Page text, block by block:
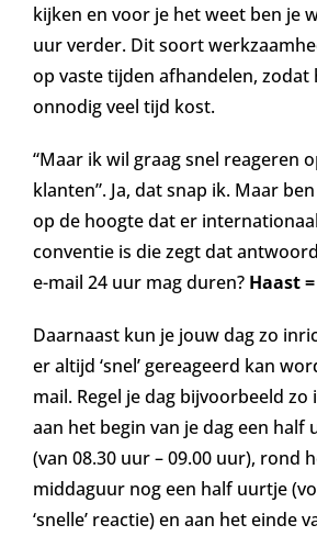
kijken en voor je het weet ben je
uur verder. Dit soort
op vaste tijden afhandelen, zodat
onnodig veel tijd kost.
“Maar ik wil graag snel reageren
klanten”. Ja, dat snap ik. Maar
op de hoogte dat er
conventie is die zegt dat
e-mail 24 uur mag duren? Haast
Daarnaast kun je jouw dag zo
er altijd ‘snel’ gereageerd kan
mail. Regel je dag bijvoorbeeld zo
aan het begin van je dag een half
(van 08.30 uur – 09.00 uur), rond
middaguur nog een half uurtje
‘snelle’ reactie) en aan het einde